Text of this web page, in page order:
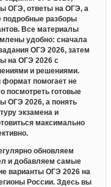
ОГЭ, ответы на ОГЭ, а
подробные разборы
Все материалы
удобно: сначала
ОГЭ 2026, затем
на ОГЭ 2026 с
и решениями.
формат помогает не
посмотреть готовые
ОГЭ 2026, а понять
экзамена и
максимально
обновляем
и добавляем самые
варианты ОГЭ 2026 на
России. Здесь вы